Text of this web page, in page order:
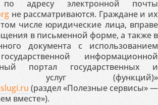
по адресу электронной почты
не рассматриваются. Граждане и их
числе юридические лица, вправе
в письменной форме, а также в
документа с использованием
информационной
портал государственных и
услуг (функций)»
(раздел «Полезные сервисы» —
вместе»).